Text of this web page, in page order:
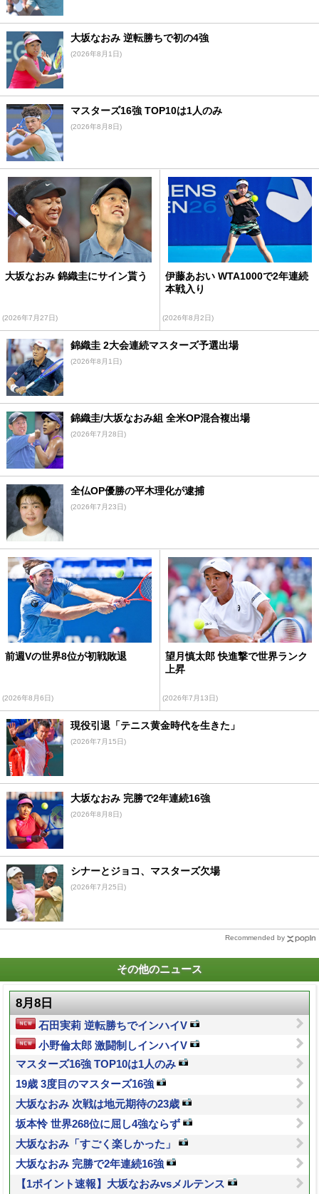
大坂なおみ 逆転勝ちで初の4強
(2026年8月1日)
マスターズ16強 TOP10は1人のみ
(2026年8月8日)
大坂なおみ 錦織圭にサイン貰う
(2026年7月27日)
伊藤あおい WTA1000で2年連続
本戦入り
(2026年8月2日)
錦織圭 2大会連続マスターズ予選出場
(2026年8月1日)
錦織圭/大坂なおみ組 全米OP混合複出場
(2026年7月28日)
全仏OP優勝の平木理化が逮捕
(2026年7月23日)
前週Vの世界8位が初戦敗退
(2026年8月6日)
望月慎太郎 快進撃で世界ランク
上昇
(2026年7月13日)
現役引退「テニス黄金時代を生きた」
(2026年7月15日)
大坂なおみ 完勝で2年連続16強
(2026年8月8日)
シナーとジョコ、マスターズ欠場
(2026年7月25日)
Recommended by
その他のニュース
8月8日
石田実莉 逆転勝ちでインハイV
小野倫太郎 激闘制しインハイV
マスターズ16強 TOP10は1人のみ
19歳 3度目のマスターズ16強
大坂なおみ 次戦は地元期待の23歳
坂本怜 世界268位に屈し4強ならず
大坂なおみ「すごく楽しかった」
大坂なおみ 完勝で2年連続16強
【1ポイント速報】大坂なおみvsメルテンス